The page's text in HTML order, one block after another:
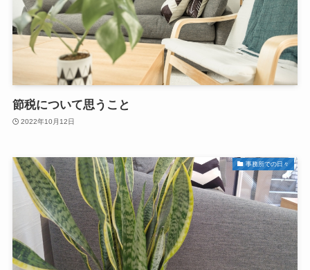
節税について思うこと
2022年10月12日
事務所での日々